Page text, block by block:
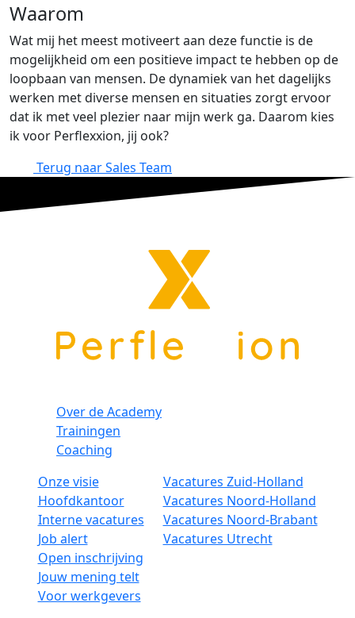
Waarom
Wat mij het meest motiveert aan deze functie is de
mogelijkheid om een positieve impact te hebben op de
loopbaan van mensen. De dynamiek van het dagelijks
werken met diverse mensen en situaties zorgt ervoor
dat ik met veel plezier naar mijn werk ga. Daarom kies
ik voor Perflexxion, jij ook?
Terug naar Sales Team
Over de Academy
Trainingen
Coaching
Onze visie
Hoofdkantoor
Interne vacatures
Job alert
Open inschrijving
Jouw mening telt
Voor werkgevers
Vacatures Zuid-Holland
Vacatures Noord-Holland
Vacatures Noord-Brabant
Vacatures Utrecht